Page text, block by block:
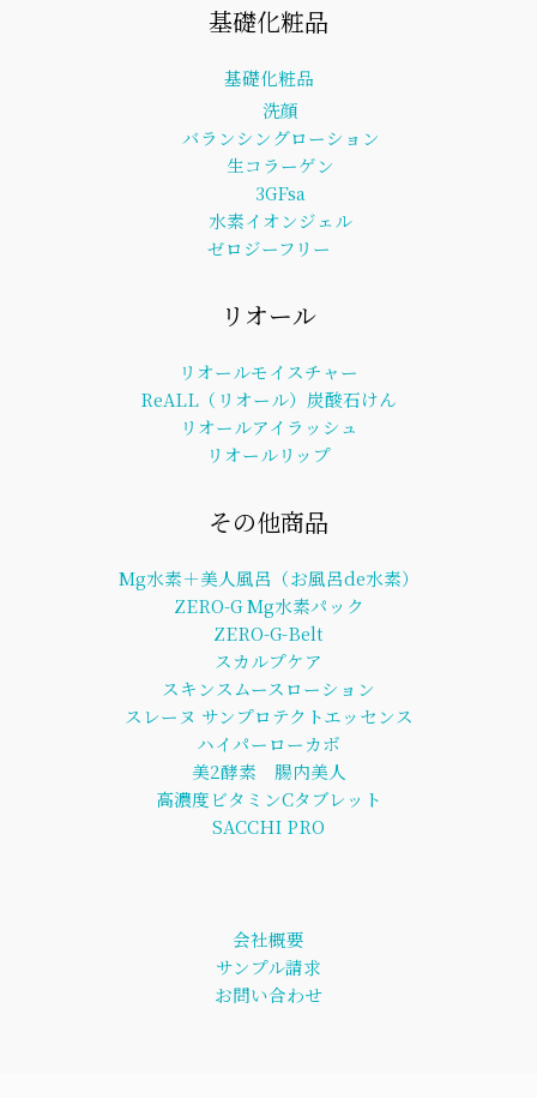
基礎化粧品
基礎化粧品
洗顔
バランシングローション
生コラーゲン
3GFsa
水素イオンジェル
ゼロジーフリー
リオール
リオールモイスチャー
ReALL（リオール）炭酸石けん
リオールアイラッシュ
リオールリップ
その他商品
Mg水素＋美人風呂（お風呂de水素）
ZERO-G Mg水素パック
ZERO-G-Belt
スカルプケア
スキンスムースローション
スレーヌ サンプロテクトエッセンス
ハイパーローカボ
美2酵素 腸内美人
高濃度ビタミンCタブレット
SACCHI PRO
会社概要
サンプル請求
お問い合わせ